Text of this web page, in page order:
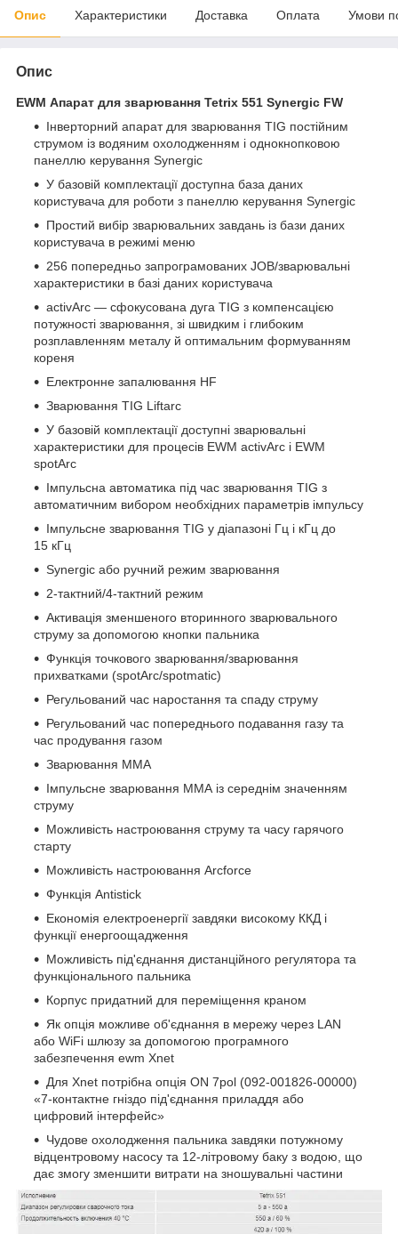
Опис Характеристики Доставка Оплата Умови
Опис
EWM Апарат для зварювання Tetrix 551 Synergic FW
Інверторний апарат для зварювання ТIG постійним
струмом із водяним охолодженням і однокнопковою
панеллю керування Synergic
У базовій комплектації доступна база даних
користувача для роботи з панеллю керування Synergic
Простий вибір зварювальних завдань із бази даних
користувача в режимі меню
256 попередньо запрограмованих JOB/зварювальні
характеристики в базі даних користувача
activArc — сфокусована дуга TIG з компенсацією
потужності зварювання, зі швидким і глибоким
розплавленням металу й оптимальним формуванням
кореня
Електронне запалювання HF
Зварювання ТIG Liftarc
У базовій комплектації доступні зварювальні
характеристики для процесів EWM activArc і EWM
spotArc
Імпульсна автоматика під час зварювання ТIG з
автоматичним вибором необхідних параметрів імпульсу
Імпульсне зварювання TIG у діапазоні Гц і кГц до
15 кГц
Synergic або ручний режим зварювання
2-тактний/4-тактний режим
Активація зменшеного вторинного зварювального
струму за допомогою кнопки пальника
Функція точкового зварювання/зварювання
прихватками (spotArc/spotmatic)
Регульований час наростання та спаду струму
Регульований час попереднього подавання газу та
час продування газом
Зварювання ММА
Імпульсне зварювання ММА із середнім значенням
струму
Можливість настроювання струму та часу гарячого
старту
Можливість настроювання Arcforce
Функція Antistick
Економія електроенергії завдяки високому ККД і
функції енергоощадження
Можливість під'єднання дистанційного регулятора та
функціонального пальника
Корпус придатний для переміщення краном
Як опція можливе об'єднання в мережу через LAN
або WiFi шлюзу за допомогою програмного
забезпечення ewm Xnet
Для Xnet потрібна опція ON 7pol (092-001826-00000)
«7-контактне гніздо під'єднання приладдя або
цифровий інтерфейс»
Чудове охолодження пальника завдяки потужному
відцентровому насосу та 12-літровому баку з водою, що
дає змогу зменшити витрати на зношувальні частини